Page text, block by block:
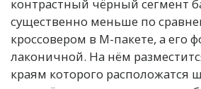
контрастный чёрный сегмент
существенно меньше по
кроссовером в М-пакете, а его
лаконичной. На нём
краям которого расположатся